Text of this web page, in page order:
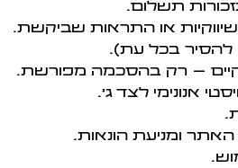
תשלום.
או התראות שביקשת.
להסיר בכל עת).
– רק בהסכמה מפורשת.
אנונימי לצד ג’.
ומניעת הונאות.